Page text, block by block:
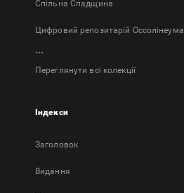
Спільна Спадщина
Цифровий репозитарій Оссолінеума
...
Переглянути всі колекції
Індекси
Заголовок
Bидання